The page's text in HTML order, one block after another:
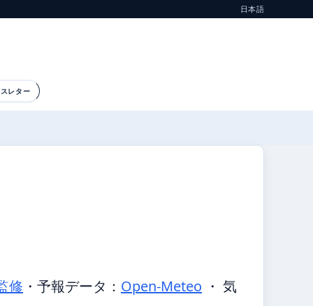
日本語
レター
修 ・ 予報データ： Open-Meteo ・ 気